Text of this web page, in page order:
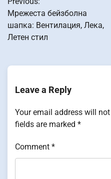
navigation
Мрежеста бейзболна
шапка: Вентилация, Лека,
Летен стил
Leave a Reply
Your email address will
fields are marked *
Comment *